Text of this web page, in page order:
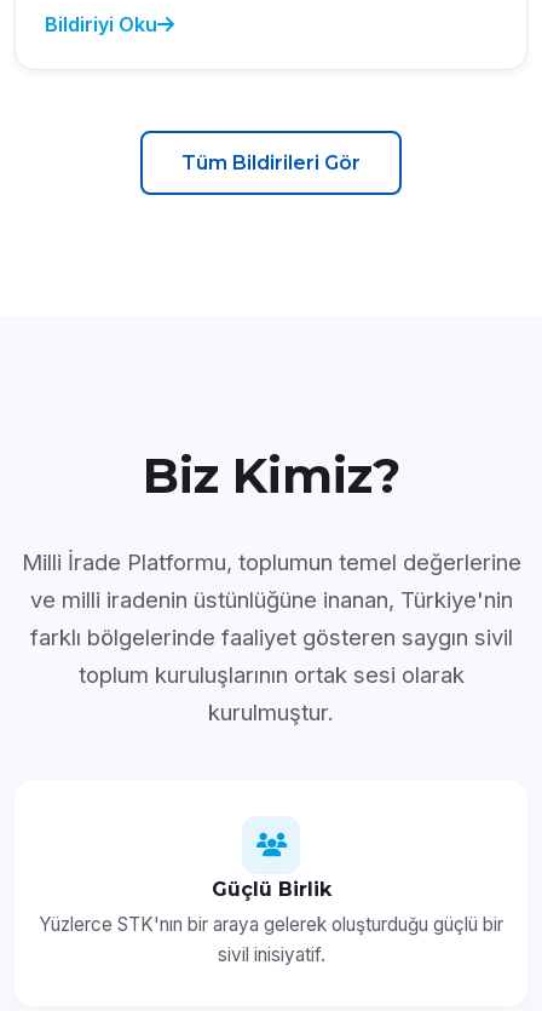
Bildiriyi Oku
Tüm Bildirileri Gör
Biz Kimiz?
Milli İrade Platformu, toplumun temel değerlerine
ve milli iradenin üstünlüğüne inanan, Türkiye'nin
farklı bölgelerinde faaliyet gösteren saygın sivil
toplum kuruluşlarının ortak sesi olarak
kurulmuştur.
Güçlü Birlik
Yüzlerce STK'nın bir araya gelerek oluşturduğu güçlü bir
sivil inisiyatif.